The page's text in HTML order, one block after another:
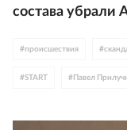
состава убрали
#происшествия #
#START # Павел